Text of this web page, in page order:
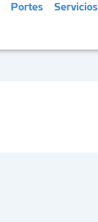
Portes Servicios